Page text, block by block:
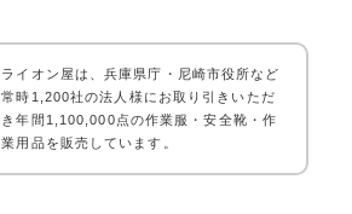
ライオン屋は、兵庫県庁・尼崎市役所など
常時1,200社の法人様にお取り引きいただ
き年間1,100,000点の作業服・安全靴・作
業用品を販売しています。